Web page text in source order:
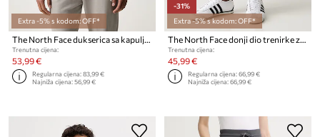
Extra -5% s kodom: OFF*
The North Face dukserica sa kapuljačom za muškarce s pamukom Drew Peak Light
Trenutna cijena:
53,99 €
Regularna cijena:83,99 €
Najniža cijena:56,99 €
-31%
Extra -5% s kodom: OFF*
The North Face donji dio trenirke za muškarce s pamukom Simple Dome
Trenutna cijena:
45,99 €
Regularna cijena:66,99 €
Najniža cijena:66,99 €